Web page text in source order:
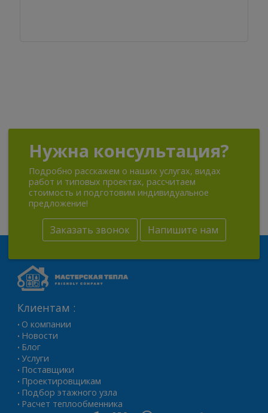
Нужна консультация?
Подробно расскажем о наших услугах, видах
работ и типовых проектах, рассчитаем
стоимость и подготовим индивидуальное
предложение!
Заказать звонок Напишите нам
Клиентам :
• О компании
• Новости
• Блог
• Услуги
• Поставщики
• Проектировщикам
• Подбор этажного узла
• Расчет теплообменника